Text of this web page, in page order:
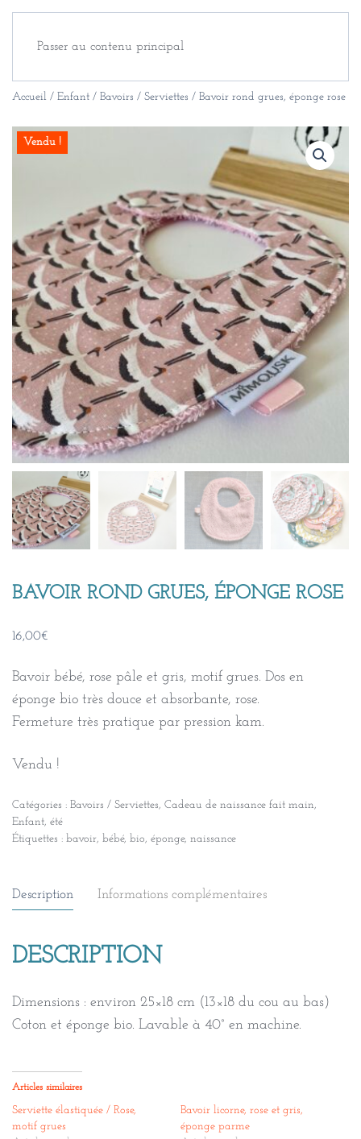
Passer au contenu principal
Accueil / Enfant / Bavoirs / Serviettes / Bavoir rond grues, éponge rose
Vendu !
BAVOIR ROND GRUES, ÉPONGE ROSE
16,00€
Bavoir bébé, rose pâle et gris, motif grues. Dos en
éponge bio très douce et absorbante, rose.
Fermeture très pratique par pression kam.
Vendu !
Catégories : Bavoirs / Serviettes, Cadeau de naissance fait main,
Enfant, été
Étiquettes : bavoir, bébé, bio, éponge, naissance
Description Informations complémentaires
DESCRIPTION
Dimensions : environ 25×18 cm (13×18 du cou au bas)
Coton et éponge bio. Lavable à 40° en machine.
Articles similaires
Serviette élastiquée / Rose,
motif grues
Bavoir licorne, rose et gris,
éponge parme